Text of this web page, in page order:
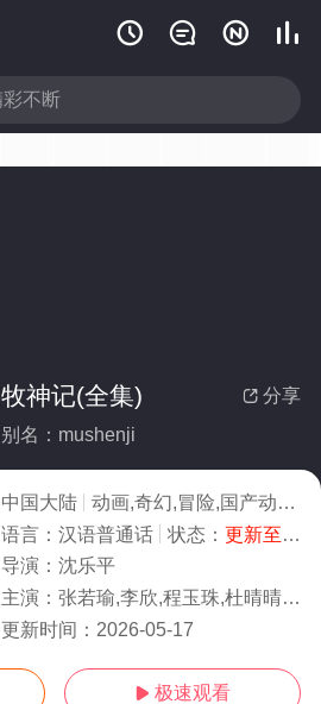
   
 分享
牧神记(全集)
别名：mushenji
中国大陆 动画,奇幻,冒险,国产动漫
语言： 汉语普通话 状态： 更新至83集
导演： 沈乐平
主演： 张若瑜,李欣,程玉珠,杜晴晴,虞晓旭,于凯隆,高嗣航,张恒,王宇航,刘宇轩,唐昊
更新时间： 2026-05-17
 极速观看